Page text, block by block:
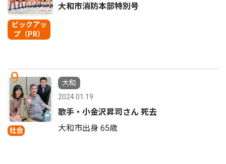
ピックアッ
プ（PR）
大和市消防本部特別号
9
社会
大和
2024.01.19
歌手・小金沢昇司さん 死去
大和市出身 65歳